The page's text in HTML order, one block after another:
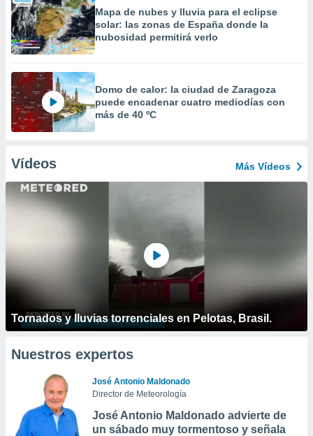
Mapa de nubes y lluvia para el eclipse
solar: las zonas de España donde la
nubosidad permitirá verlo
Domo de calor: la ciudad de Zaragoza
puede encadenar cuatro mediodías con
más de 40 ºC
Vídeos Más Vídeos
Tornados y lluvias torrenciales en Pelotas, Brasil.
Nuestros expertos
José Antonio Maldonado
Director de Meteorología
José Antonio Maldonado advierte de
un sábado muy tormentoso y señala